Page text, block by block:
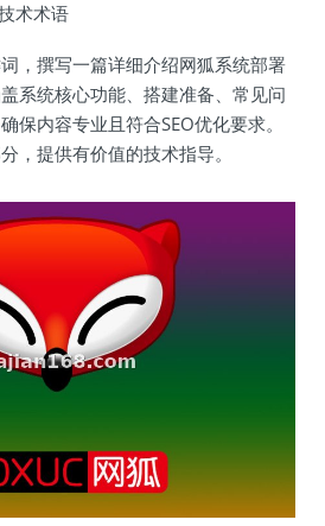
术术语
，撰写一篇详细介绍网狐系统部署
系统核心功能、搭建准备、常见问
保内容专业且符合SEO优化要求。
，提供有价值的技术指导。